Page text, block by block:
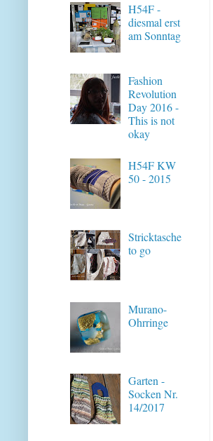
H54F -
diesmal erst
am Sonntag
Fashion
Revolution
Day 2016 -
This is not
okay
H54F KW
50 - 2015
Stricktasche
to go
Murano-
Ohrringe
Garten -
Socken Nr.
14/2017